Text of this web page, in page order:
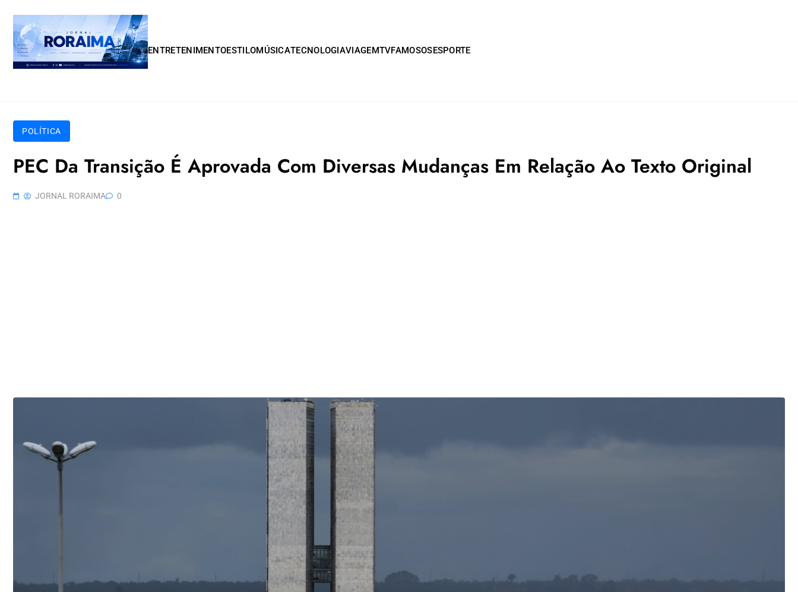
ENTRETENIMENTOESTILOMÚSICATECNOLOGIAVIAGEMTVFAMOSOS ESPORTE
POLÍTICA
PEC Da Transição É Aprovada Com Diversas Mudanças Em Relação Ao Texto Original
JORNAL RORAIMA 0